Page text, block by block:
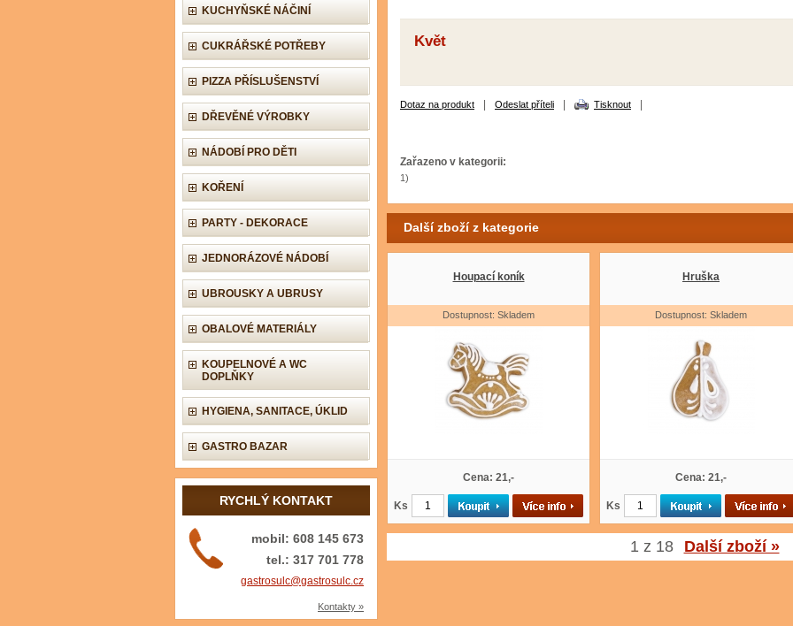
KUCHYŇSKÉ NÁČINÍ
CUKRÁŘSKÉ POTŘEBY
PIZZA PŘÍSLUŠENSTVÍ
DŘEVĚNÉ VÝROBKY
NÁDOBÍ PRO DĚTI
KOŘENÍ
PARTY - DEKORACE
JEDNORÁZOVÉ NÁDOBÍ
UBROUSKY A UBRUSY
OBALOVÉ MATERIÁLY
KOUPELNOVÉ A WC
DOPLŇKY
HYGIENA, SANITACE, ÚKLID
GASTRO BAZAR
RYCHLÝ KONTAKT
mobil: 608 145 673
tel.: 317 701 778
gastrosulc@gastrosulc.cz
Kontakty »
Květ
Dotaz na produkt Odeslat příteli Tisknout
Zařazeno v kategorii:
1)
Další zboží z kategorie
Houpací koník
Dostupnost: Skladem
Cena: 21,-
Ks
Hruška
Dostupnost: Skladem
Cena: 21,-
Ks
1 z 18 Další zboží »